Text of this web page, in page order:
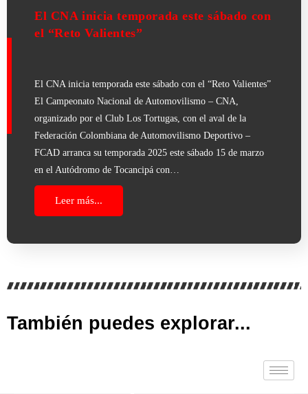
El CNA inicia temporada este sábado con
el “Reto Valientes”
El CNA inicia temporada este sábado con el “Reto Valientes”
El Campeonato Nacional de Automovilismo – CNA,
organizado por el Club Los Tortugas, con el aval de la
Federación Colombiana de Automovilismo Deportivo –
FCAD arranca su temporada 2025 este sábado 15 de marzo
en el Autódromo de Tocancipá con…
Leer más...
También puedes explorar...